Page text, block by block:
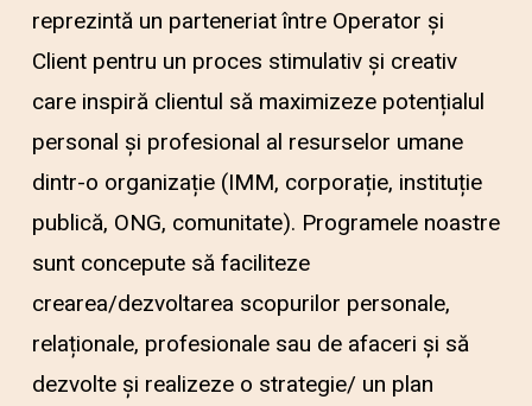
reprezintă un parteneriat între Operator și
Client pentru un proces stimulativ și creativ
care inspiră clientul să maximizeze potențialul
personal și profesional al resurselor umane
dintr-o organizație (IMM, corporație, instituție
publică, ONG, comunitate). Programele noastre
sunt concepute să faciliteze
crearea/dezvoltarea scopurilor personale,
relaționale, profesionale sau de afaceri și să
dezvolte și realizeze o strategie/ un plan